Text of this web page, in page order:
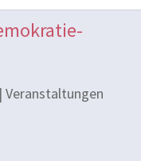
Veranstaltungen